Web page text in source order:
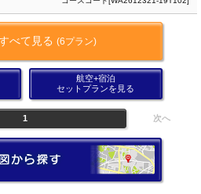
べて見る (6プラン)
航空+宿泊
セットプランを見る
1 次へ